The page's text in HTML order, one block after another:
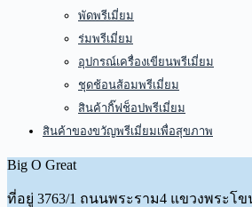
พัดพรีเมี่ยม
ร่มพรีเมี่ยม
อุปกรณ์เครื่องเขียนพรีเมี่ยม
ชุดช้อนส้อมพรีเมี่ยม
สินค้ากิ๊ฟช็อปพรีเมี่ยม
สินค้าของขวัญพรีเมี่ยมเพื่อสุขภาพ
Big O Great
ที่อยู่ 3763/1 ถนนพระราม4 แขวงพระโข